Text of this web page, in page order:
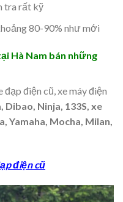
tra rất kỹ
80-90% như mới
Hà Nam bán những
điện cũ, xe máy điện
Dibao, Ninja, 133S, xe
Yamaha, Mocha, Milan,
điện cũ